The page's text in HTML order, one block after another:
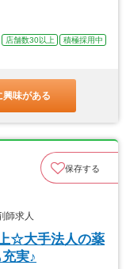
店舗数30以上
積極採用中
興味がある
保存する
師求人
☆大手法人の薬
実♪